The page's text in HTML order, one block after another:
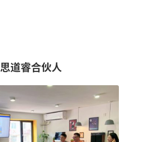
思道睿合伙人